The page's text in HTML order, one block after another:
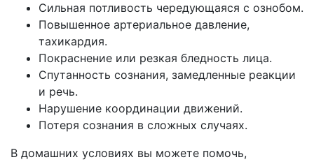
Сильная потливость чередующаяся с ознобом.
Повышенное артериальное давление,
тахикардия.
Покраснение или резкая бледность лица.
Спутанность сознания, замедленные реакции
и речь.
Нарушение координации движений.
Потеря сознания в сложных случаях.
В домашних условиях вы можете помочь,